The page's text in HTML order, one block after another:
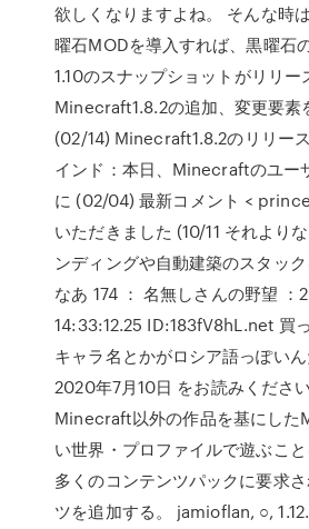
欲しくなりますよね。 そんな時
曜石MODを導入すれば、黒曜石
1.10のスナップショットがリリ
Minecraft1.8.2の追加、変更要素
(02/14) Minecraft1.8.2のリリー
インド：本日、Minecraftのユー
に (02/04) 最新コメント <
いただきました (10/11 それより
ンディングや自動建築のスタッ
なあ 174 ： 名無しさんの野望 ：
14:33:12.25 ID:183fV8hL.net 買
キャラ名とかがロシア語っぽい
2020年7月10日 をお読みください
Minecraft以外の作品を基にした
い世界・プロファイルで遊ぶこと
多くのコンテンツパックに要求
ツを追加する。 jamioflan, ○,